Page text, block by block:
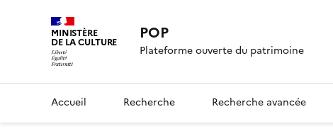
MINISTÈRE
DE LA CULTURE POP
Plateforme ouverte du patrimoine
Accueil Recherche Recherche avancée